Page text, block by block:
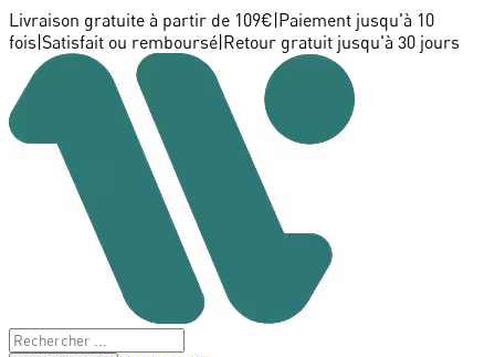
Livraison gratuite à partir de 109€ Paiement jusqu'à 10
fois Satisfait ou remboursé Retour gratuit jusqu'à 30 jours